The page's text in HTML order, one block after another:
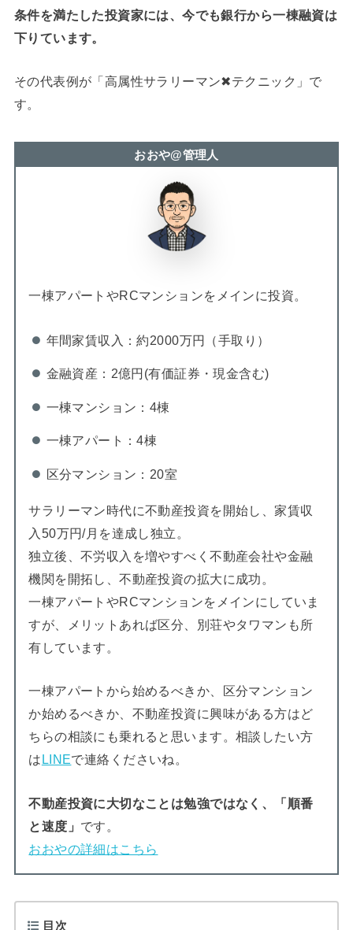
条件を満たした投資家には、今でも銀行から一棟融資は
下りています。
その代表例が「高属性サラリーマン✖テクニック」で
す。
おおや@管理人
一棟アパートやRCマンションをメインに投資。
年間家賃収入：約2000万円（手取り）
金融資産：2億円(有価証券・現金含む)
一棟マンション：4棟
一棟アパート：4棟
区分マンション：20室
サラリーマン時代に不動産投資を開始し、家賃収
入50万円/月を達成し独立。
独立後、不労収入を増やすべく不動産会社や金融
機関を開拓し、不動産投資の拡大に成功。
一棟アパートやRCマンションをメインにしていま
すが、メリットあれば区分、別荘やタワマンも所
有しています。
一棟アパートから始めるべきか、区分マンション
か始めるべきか、不動産投資に興味がある方はど
ちらの相談にも乗れると思います。相談したい方
は LINEで連絡くださいね。
不動産投資に大切なことは勉強ではなく、「順番
と速度」 です。
おおやの詳細はこちら
目次